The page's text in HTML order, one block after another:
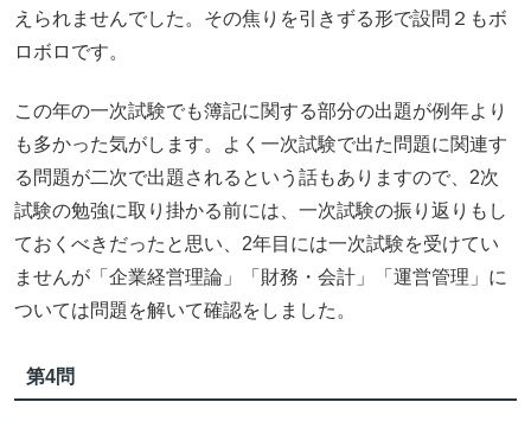
えられませんでした。その焦りを引きずる形で設問２もボ
ロボロです。
この年の一次試験でも簿記に関する部分の出題が例年より
も多かった気がします。よく一次試験で出た問題に関連す
る問題が二次で出題されるという話もありますので、2次
試験の勉強に取り掛かる前には、一次試験の振り返りもし
ておくべきだったと思い、2年目には一次試験を受けてい
ませんが「企業経営理論」「財務・会計」「運営管理」に
ついては問題を解いて確認をしました。
第4問